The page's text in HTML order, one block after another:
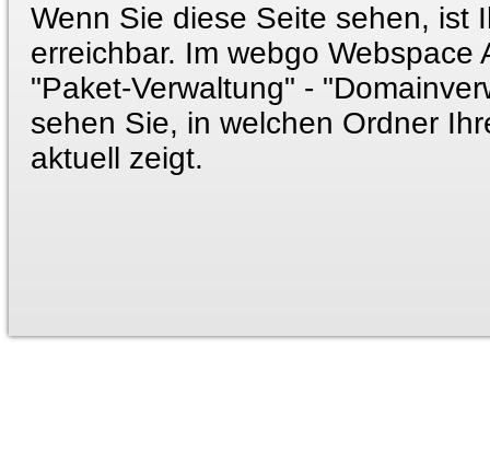
Wenn Sie diese Seite sehen, ist
erreichbar. Im webgo Webspace
"Paket-Verwaltung" -
sehen Sie, in welchen Ordner
aktuell zeigt.